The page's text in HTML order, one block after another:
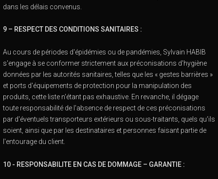
dans les délais convenus.
9 – RESPECT DES CONDITIONS SANITAIRES :
Au cours de périodes d'épidémies ou de pandémies, Sylvain HABIB
s'engage à se conformer strictement aux préconisations d'hygiène
données par les autorités sanitaires, telles que les « gestes barrières »
et ports d'équipements de protection pour la manipulation des
produits, cette liste n'étant pas exhaustive. En revanche, il dégage
toute responsabilité de l'absence de respect de ces préconisations
par d'éventuels transporteurs extérieurs ou sous-traitants, quels qu'ils
soient, ainsi que par les destinataires et personnes faisant partie de
l'entourage du client.
10 - RESPONSABILITE EN CAS DE DOMMAGE – GARANTIE :